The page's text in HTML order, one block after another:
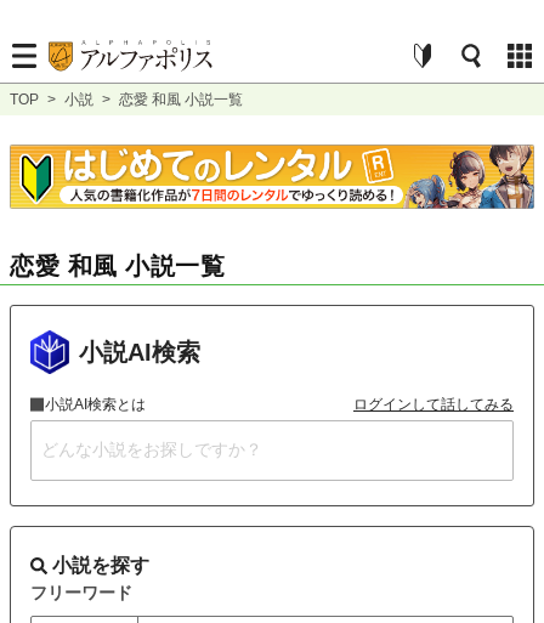
TOP > 小説 > 恋愛 和風 小説一覧
恋愛 和風 小説一覧
小説AI検索
小説AI検索とは ログインして話してみる
小説を探す
フリーワード